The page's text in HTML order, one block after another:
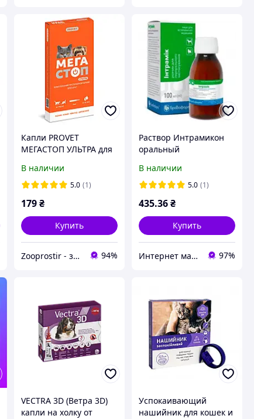
Капли PROVET
МЕГАСТОП УЛЬТРА для
хорьков, 4 пипетки по
0,4 мл
В наличии
5.0 (1)
179 ₴
Купить
Zooprostir - зоомагазин 94%
Раствор Интрамикон
оральный
противогрибковый),
Бровафарм. 100 мл.
В наличии
5.0 (1)
435.36₴
Купить
Интернет магазин Zoomark 97%
VECTRA 3D (Ветра 3D)
капли на холку от
Успокаивающий
нашийник для кошек и